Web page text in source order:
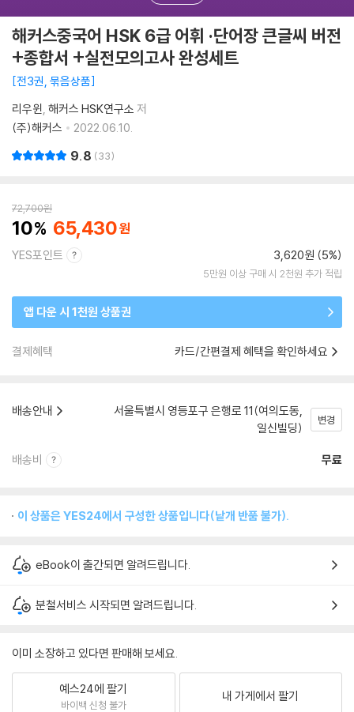
해커스중국어 HSK 6급 어휘 ·단어장 큰글씨 버전
+종합서 +실전모의고사 완성세트
전3권, 묶음상품
리우윈 해커스 HSK연구소 저
(주)해커스
2022.06.10.
9.8 33
72,700원
10 65,430
YES포인트 3,620원 (5%)
5만원 이상 구매 시 2천원 추가 적립
앱 다운 시 1천원 상품권
결제혜택 카드/간편결제 혜택을 확인하세요
배송안내
서울특별시 영등포구 은행로 11(여의도동,
일신빌딩)
변경
배송비 무료
이 상품은 YES24에서 구성한 상품입니다(낱개 반품 불가).
eBook이 출간되면 알려드립니다.
분철서비스 시작되면 알려드립니다.
이미 소장하고 있다면 판매해 보세요.
예스24에 팔기
바이백 신청 불가
내 가게에서 팔기